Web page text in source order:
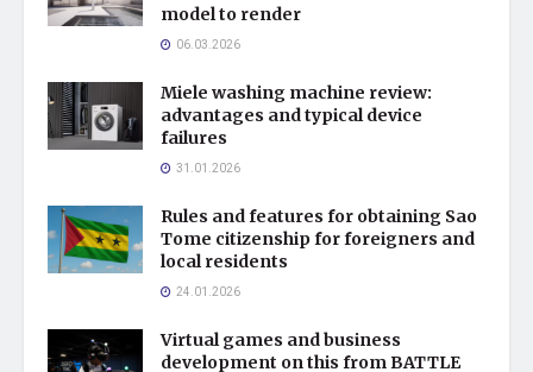
model to render
06.03.2026
Miele washing machine review:
advantages and typical device
failures
31.01.2026
Rules and features for obtaining Sao
Tome citizenship for foreigners and
local residents
24.01.2026
Virtual games and business
development on this from BATTLE